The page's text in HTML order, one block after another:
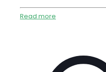
Read more